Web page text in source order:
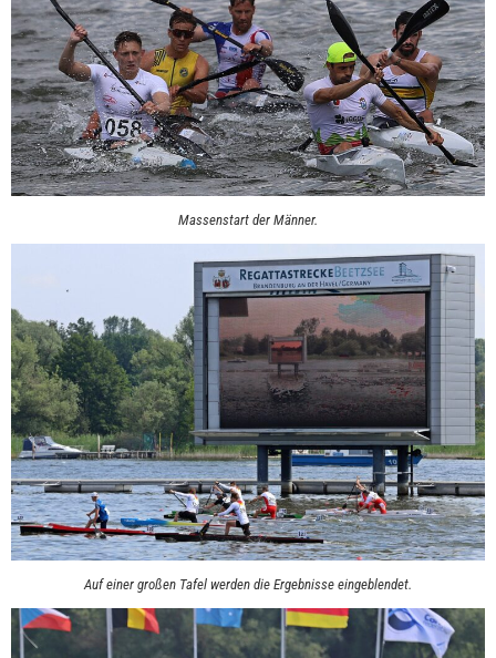
Massenstart der Männer.
Auf einer großen Tafel werden die Ergebnisse eingeblendet.